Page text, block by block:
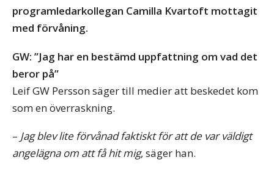
programledarkollegan Camilla Kvartoft mottagit
med förvåning.
GW: ”Jag har en bestämd uppfattning om vad det
beror på”
Leif GW Persson säger till medier att beskedet kom
som en överraskning.
– Jag blev lite förvånad faktiskt för att de var väldigt
angelägna om att få hit mig, säger han.